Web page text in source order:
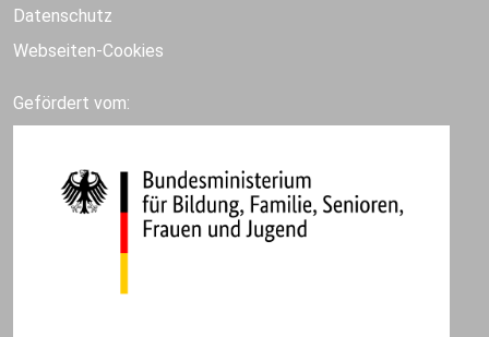
Datenschutz
Webseiten-Cookies
Gefördert vom: